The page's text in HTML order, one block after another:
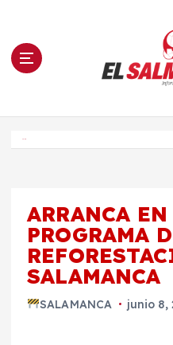
n El
ARRANCA
PROGRAMA
SALAMANCA
SALAMANCA junio 8,